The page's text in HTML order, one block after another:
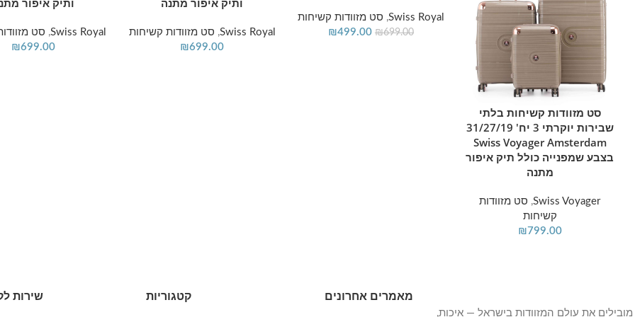
הוספה לסל
סט מזוודות קשיחות בלתי
שבירות יוקרתי 3 יח' 31/27/19
Swiss Voyager Amsterdam
בצבע שמפנייה כולל תיק איפור
מתנה
Swiss Voyager
, סט מזוודות
קשיחות
₪799.00
Swiss Royal
, סט מזוודות קשיחות
₪699.00
₪499.00
Swiss Royal
, סט מזוודות קשיחות
₪699.00
Swiss Royal
, סט
₪699.00
מובילים את עולם המזוודות בישראל — איכות,
מאמרים אחרונים קטגוריות שירות